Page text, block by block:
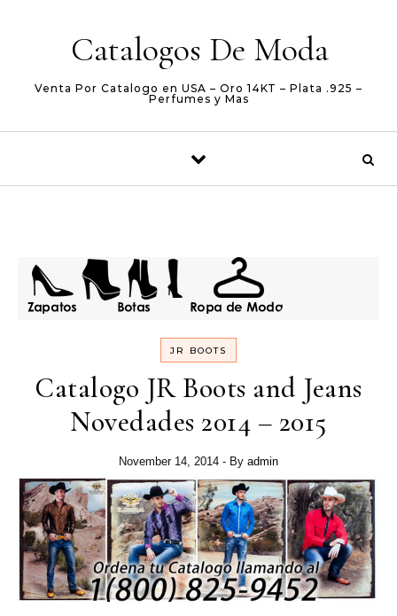
Catalogos De Moda
Venta Por Catalogo en USA – Oro 14KT – Plata .925 –
Perfumes y Mas
JR BOOTS
Catalogo JR Boots and Jeans
Novedades 2014 – 2015
November 14, 2014 - By admin